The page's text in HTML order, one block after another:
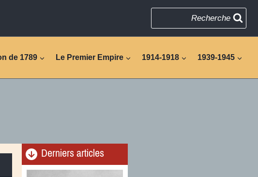
Recherche
de 1789 Le Premier Empire 1914-1918 1939-1945
Derniers articles